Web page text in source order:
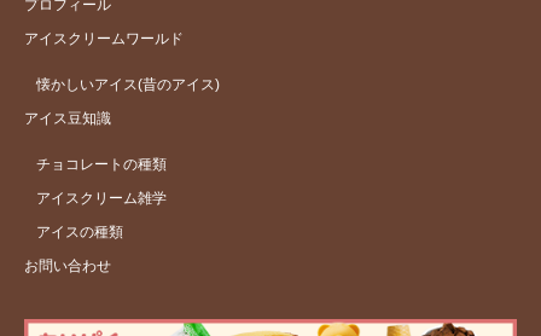
プロフィール
アイスクリームワールド
懐かしいアイス(昔のアイス)
アイス豆知識
チョコレートの種類
アイスクリーム雑学
アイスの種類
お問い合わせ